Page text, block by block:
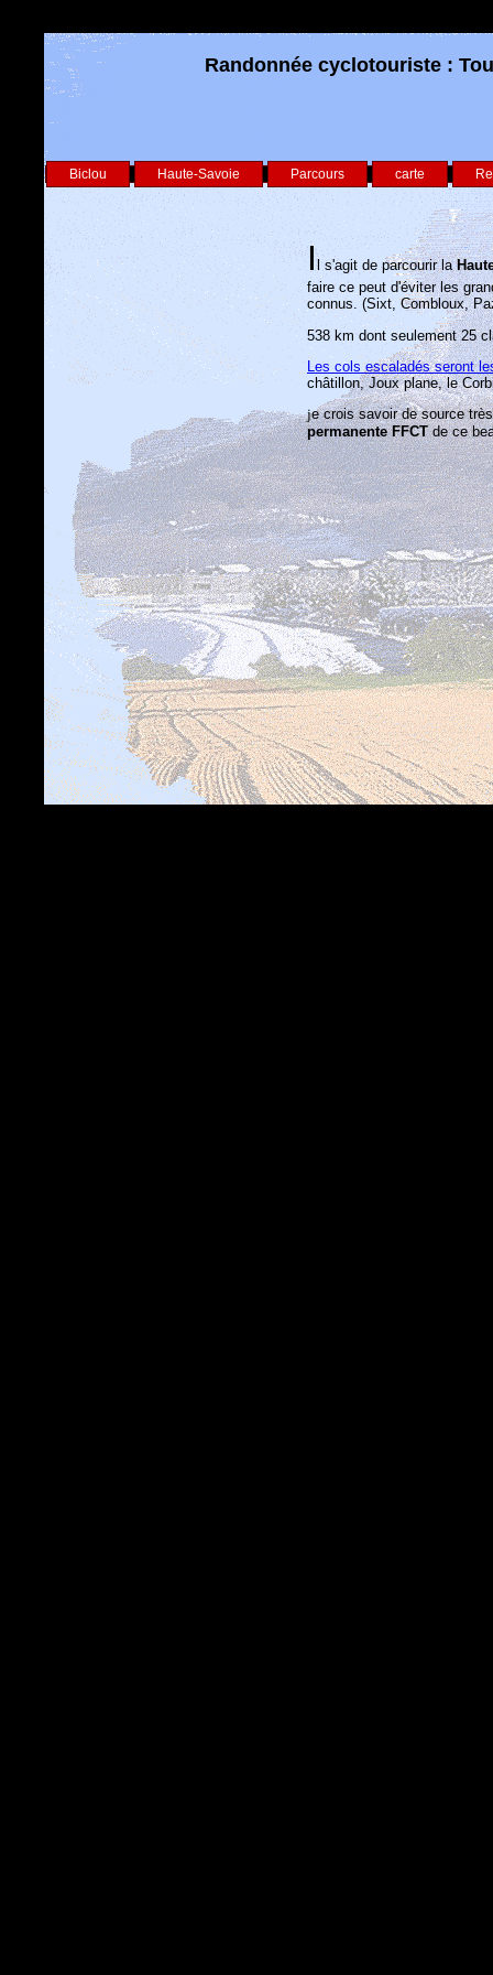
Il s'agit de parcourir la
faire ce peut d'éviter les
connus.(Sixt, Combloux,
538 km dont seulement 25
Les cols escaladés seront
châtillon, Joux plane, le
je crois savoir de source
permanente FFCTde ce
Randonnée cyclotouriste :
Biclou Haute-Savoie Parcours carte